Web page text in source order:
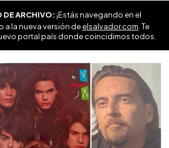
DE ARCHIVO:¡Estás navegando en el
a la nueva versión deelsalvador.com . Te
portal país donde coincidimos todos.